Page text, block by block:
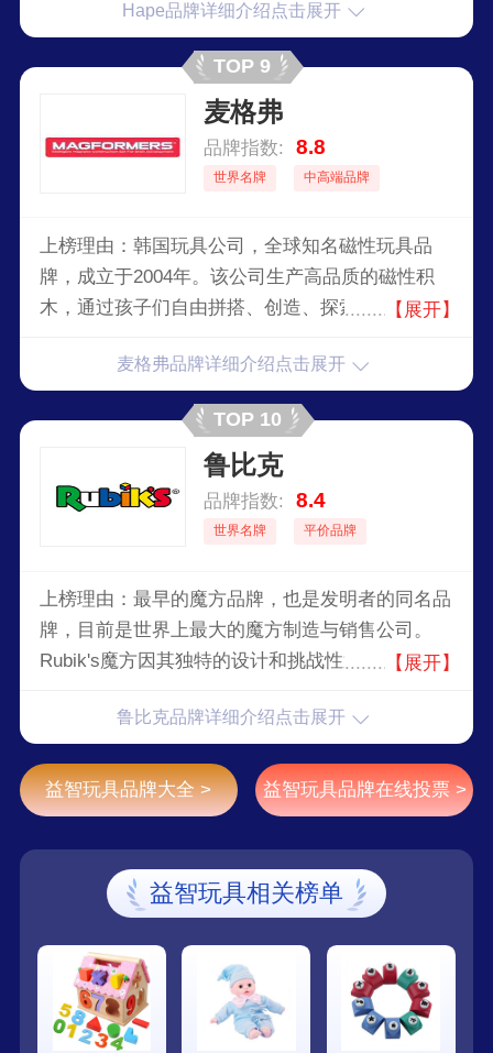
Hape品牌详细介绍点击展开
TOP 9
麦格弗
品牌指数: 8.8
世界名牌 中高端品牌
上榜理由：韩国玩具公司，全球知名磁性玩具品
牌，成立于2004年。该公司生产高品质的磁性积
木，通过孩子们自由拼搭、创造、探索的方式促进
【展开】
麦格弗品牌详细介绍点击展开
TOP 10
鲁比克
品牌指数: 8.4
世界名牌 平价品牌
上榜理由：最早的魔方品牌，也是发明者的同名品
牌，目前是世界上最大的魔方制造与销售公司。
Rubik's魔方因其独特的设计和挑战性迅速成为全
魔方品牌，Rubik's不仅代表了一种智力挑战，更
【展开】
鲁比克品牌详细介绍点击展开
益智玩具品牌大全 > 益智玩具品牌在线投票 >
益智玩具相关榜单